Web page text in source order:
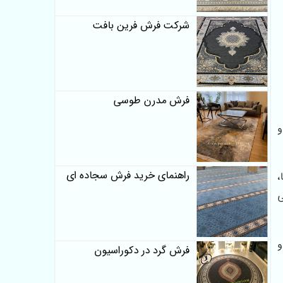
شرکت فرش فرین بافت
فرش مدرن طوسی
راهنمای خرید فرش سجاده ای
فرش گرد در دکوراسیون